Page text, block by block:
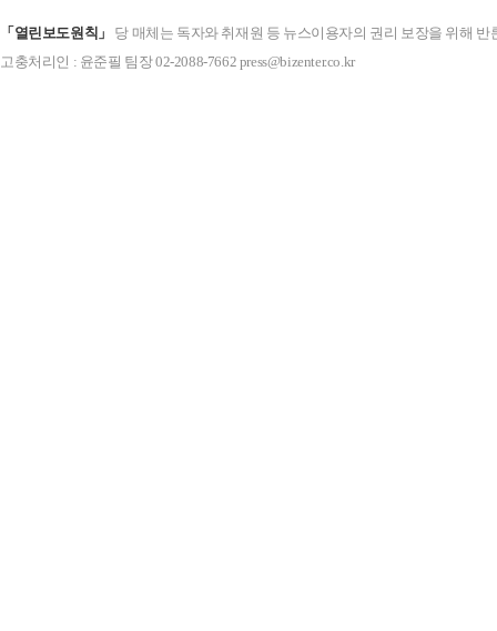
「열린보도원칙」
당 매체는 독자와 취재원 등 뉴스이용자의 권리 보장을 위해
고충처리인 : 윤준필 팀장 02-2088-7662 press@bizenter.co.kr